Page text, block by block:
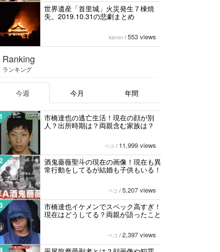
世界遺産「首里城」火災発生７棟焼
失。2019.10.31の悲劇まとめ
kanon / 553 views
Ranking
ランキング
今週 今月 年間
市橋達也の逃亡生活！現在の顔が別
人？出所時期は？両親含む家族は？
ペコ / 11,999 views
酒鬼薔薇聖斗の現在の画像！現在も異
常行動をしてるが結婚も子供もいる！
ペコ / 5,207 views
市橋達也イケメンでスペック高すぎ！
現在はどうしてる？両親が語ったこと
ペコ / 2,397 views